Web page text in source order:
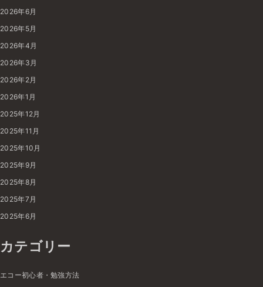
2026年6月
2026年5月
2026年4月
2026年3月
2026年2月
2026年1月
2025年12月
2025年11月
2025年10月
2025年9月
2025年8月
2025年7月
2025年6月
カテゴリー
エコー初心者・勉強方法